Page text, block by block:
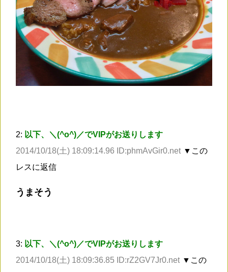
2: 以下、＼(^o^)／でVIPがお送りします
2014/10/18(土) 18:09:14.96 ID:phmAvGir0.net ▼この
レスに返信
うまそう
3: 以下、＼(^o^)／でVIPがお送りします
2014/10/18(土) 18:09:36.85 ID:rZ2GV7Jr0.net ▼この